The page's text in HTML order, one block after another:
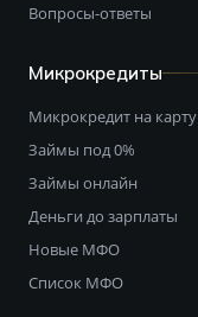
Вопросы-ответы
Микрокредиты
Микрокредит на карту
Займы под 0%
Займы онлайн
Деньги до зарплаты
Новые МФО
Список МФО